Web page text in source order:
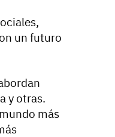
un futuro
y otras.
más